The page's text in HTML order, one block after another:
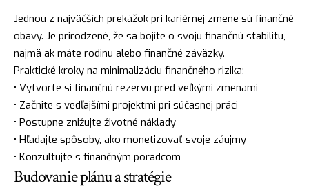
Jednou z najväčších prekážok pri kariérnej zmene sú finančné
obavy. Je prirodzené, že sa bojíte o svoju finančnú stabilitu,
najmä ak máte rodinu alebo finančné záväzky.
Praktické kroky na minimalizáciu finančného rizika:
• Vytvorte si finančnú rezervu pred veľkými zmenami
• Začnite s vedľajšími projektmi pri súčasnej práci
• Postupne znižujte životné náklady
• Hľadajte spôsoby, ako monetizovať svoje záujmy
• Konzultujte s finančným poradcom
Budovanie plánu a stratégie